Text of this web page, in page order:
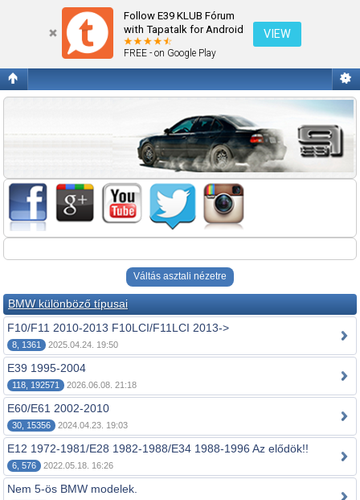
Follow E39 KLUB Fórum
with Tapatalk for Android
FREE - on Google Play
VIEW
Fórum kezdőlap megtekintése
Váltás asztali nézetre
BMW különböző típusai
F10/F11 2010-2013 F10LCI/F11LCI 2013->
8, 1361 2025.04.24. 19:50
E39 1995-2004
118, 192571 2026.06.08. 21:18
E60/E61 2002-2010
30, 15356 2024.04.23. 19:03
E12 1972-1981/E28 1982-1988/E34 1988-1996 Az elődök!!
6, 576 2022.05.18. 16:26
Nem 5-ös BMW modelek.